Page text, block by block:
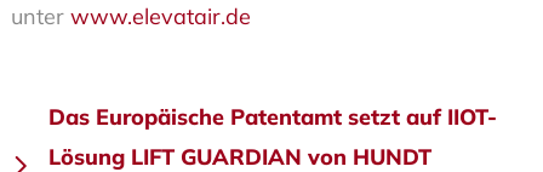
unter www.elevatair.de
Beitragsnavigation
Das Europäische Patentamt setzt auf IIOT-
Lösung LIFT GUARDIAN von HUNDT